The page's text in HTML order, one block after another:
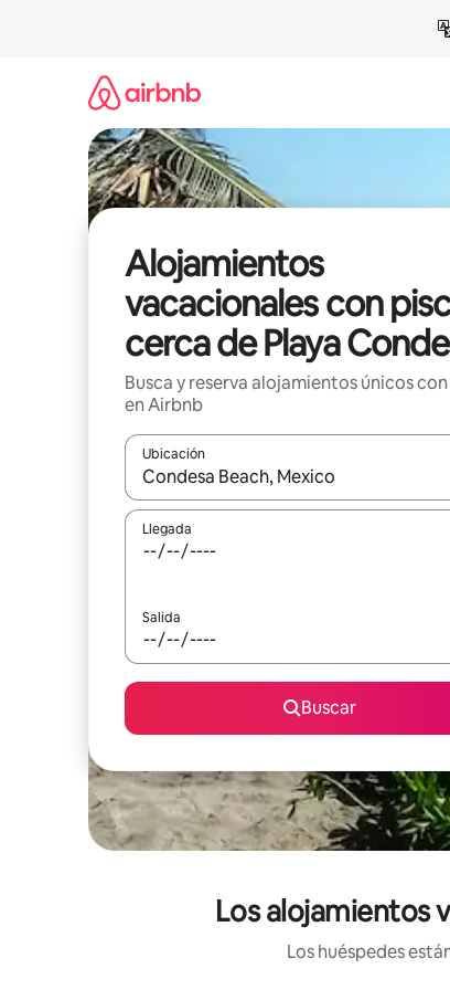
Alojamientos
vacacionales con
cerca de Playa
Busca y reserva alojamientos únicos
en Airbnb
Ubicación
Cuando los resultados estén disponibles,
Llegada
Salida
Buscar
Los alojamientos
Los huéspedes